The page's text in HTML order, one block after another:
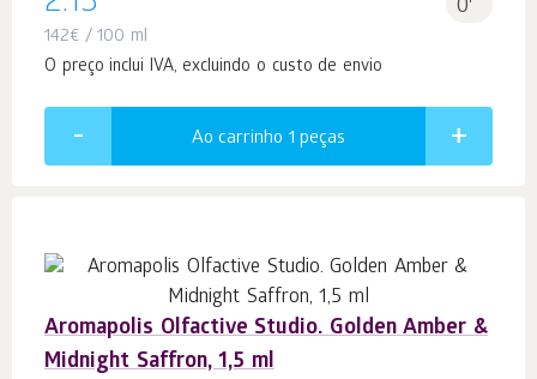
0
142€ / 100 ml
O preço inclui IVA, excluindo o custo de envio
Ao carrinho 1 peças
Aromapolis Olfactive Studio. Golden Amber &
Midnight Saffron, 1,5 ml